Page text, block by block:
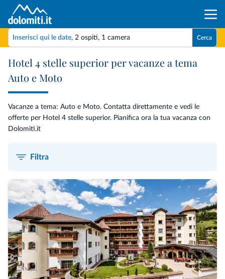
Inserisci qui le date, 2 ospiti, 1 camera Cerca
Hotel 4 stelle superior per vacanze a tema
Auto e Moto
Vacanze a tema: Auto e Moto. Contatta direttamente e vedi le
offerte per Hotel 4 stelle superior. Pianifica ora la tua vacanza con
Dolomiti.it
Filtra